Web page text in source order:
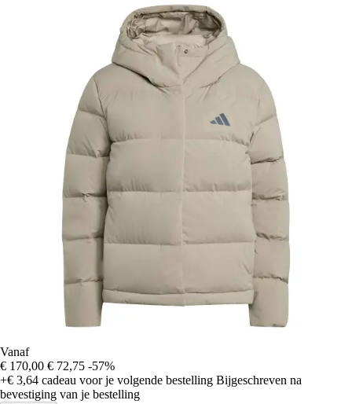
Vanaf
€ 170,00 € 72,75 -57%
+€ 3,64 cadeau voor je volgende bestelling Bijgeschreven na
bevestiging van je bestelling